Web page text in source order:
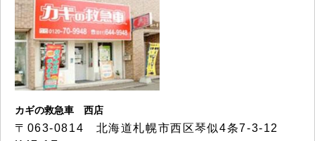
カギの救急車 西店
〒063-0814 北海道札幌市西区琴似4条7-3-12